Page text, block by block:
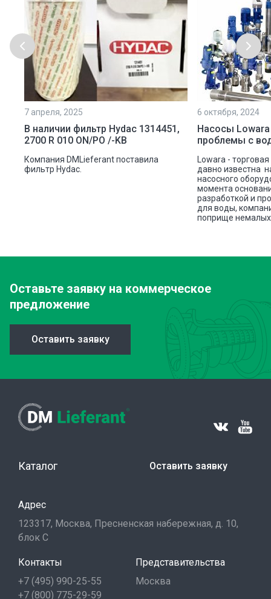
7 апреля, 2025
В наличии фильтр Hydac 1314451,
2700 R 010 ON/PO /-KB
Компания DMLieferant поставила
фильтр Hydac.
6 октября, 2024
Насосы
проблемы с
Lowara -
давно известна
насосного
момента
разработкой и
для воды,
поприще немалых
Оставьте заявку на коммерческое
предложение
Оставить заявку
Каталог Оставить заявку
Адрес
123317, Москва, Пресненская набережная, д. 10,
блок С
Контакты
+7 (495) 990-25-55
+7 (800) 775-29-59
Представительства
Москва